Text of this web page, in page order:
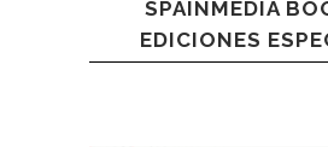
SPAINMEDIA
EDICIONES